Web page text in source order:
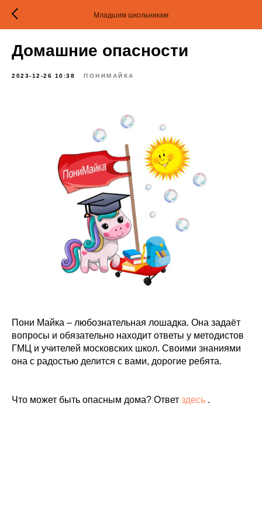
Младшим школьникам
Домашние опасности
2023-12-26 10:38 ПОНИМАЙКА
Пони Майка – любознательная лошадка. Она задаёт
вопросы и обязательно находит ответы у методистов
ГМЦ и учителей московских школ. Своими знаниями
она с радостью делится с вами, дорогие ребята.
Что может быть опасным дома? Ответ здесь .